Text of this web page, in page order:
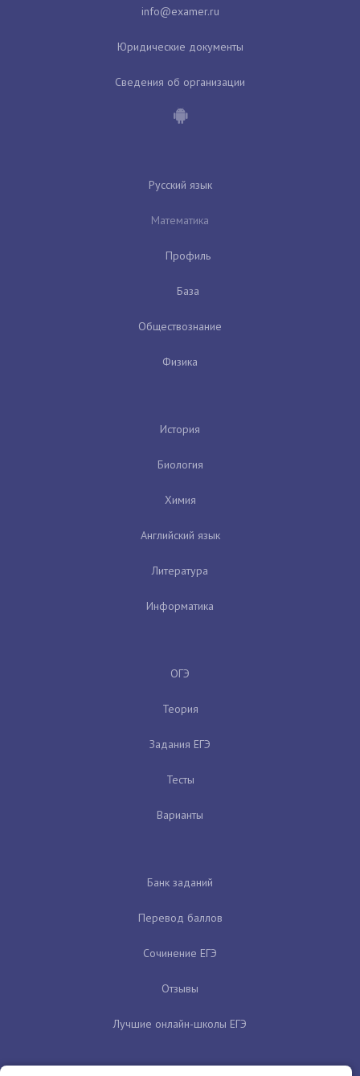
Юридические документы
Сведения об организации
Русский язык
Математика
Профиль
База
Обществознание
Физика
История
Биология
Химия
Английский язык
Литература
Информатика
ОГЭ
Теория
Задания ЕГЭ
Тесты
Варианты
Банк заданий
Перевод баллов
Сочинение ЕГЭ
Отзывы
Лучшие онлайн-школы ЕГЭ